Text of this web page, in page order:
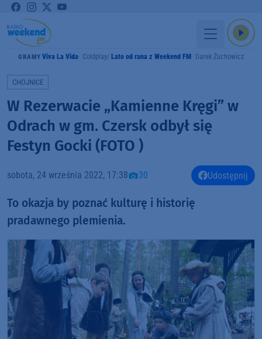
GRAMY Viva La Vida Coldplay Lato od rana z Weekend FM Darek Żuchowicz
CHOJNICE
W Rezerwacie „Kamienne Kręgi” w
Odrach w gm. Czersk odbył się
Festyn Gocki (FOTO )
sobota, 24 września 2022, 17:38 30 Udostępnij
To okazja by poznać kulturę i historię
pradawnego plemienia.